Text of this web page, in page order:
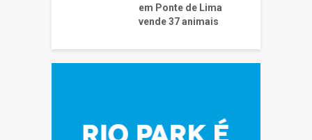
em Ponte de Lima
vende 37 animais